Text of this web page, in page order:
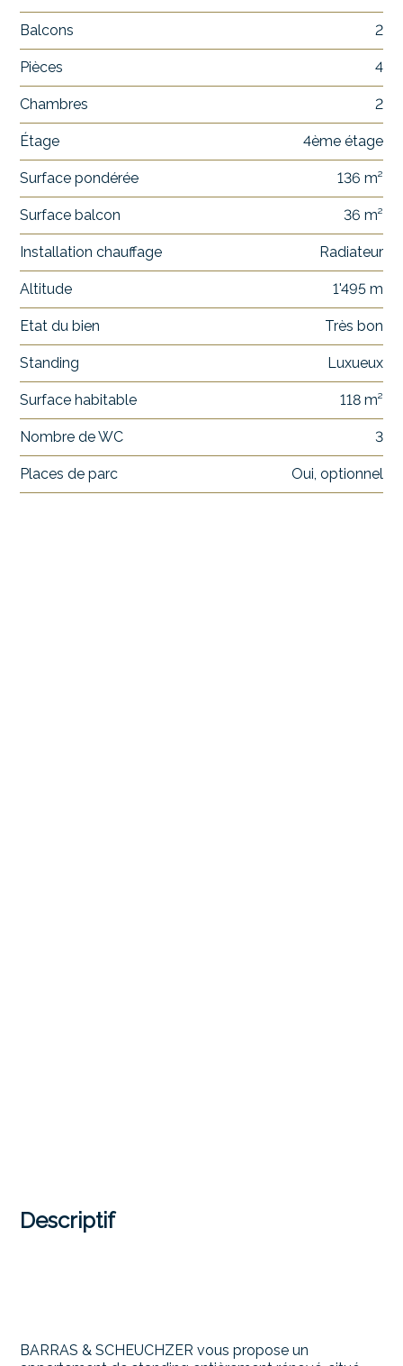
Descriptif
BARRAS & SCHEUCHZER vous propose un
Balcons 2
Pièces 4
Chambres 2
Étage 4ème étage
Surface pondérée 136 m²
Surface balcon 36 m²
Installation chauffage Radiateur
Altitude 1'495 m
Etat du bien Très bon
Standing Luxueux
Surface habitable 118 m²
Nombre de WC 3
Places de parc Oui, optionnel